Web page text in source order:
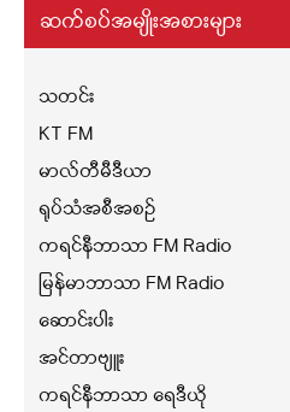
ဆက်စပ်အမျိုးအစားများ
သတင်း
KT FM
မာလ်တီမီဒီယာ
ရုပ်သံအစီအစဉ်
ကရင်နီဘာသာ FM Radio
မြန်မာဘာသာ FM Radio
ဆောင်းပါး
အင်တာဗျူး
ကရင်နီဘာသာ ရေဒီယို